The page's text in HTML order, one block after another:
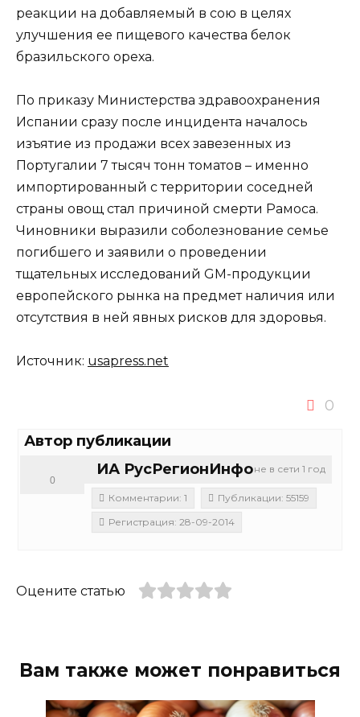
реакции на добавляемый в сою в целях
улучшения ее пищевого качества белок
бразильского ореха.
По приказу Министерства здравоохранения
Испании сразу после инцидента началось
изъятие из продажи всех завезенных из
Португалии 7 тысяч тонн томатов – именно
импортированный с территории соседней
страны овощ стал причиной смерти Рамоса.
Чиновники выразили соболезнование семье
погибшего и заявили о проведении
тщательных исследований GM-продукции
европейского рынка на предмет наличия или
отсутствия в ней явных рисков для здоровья.
Источник: usapress.net
0
Автор публикации
не в сети 1 год
ИА РусРегионИнфо
0
Комментарии: 1
Публикации: 55159
Регистрация: 28-09-2014
Оцените статью
Вам также может понравиться